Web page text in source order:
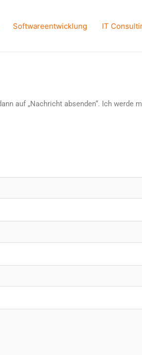
Softwareentwicklung IT
auf „Nachricht absenden“. Ich werde